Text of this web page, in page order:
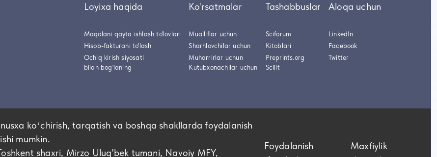
Loyixa haqida
Maqolani qayta ishlash to'lovlari
Hisob-fakturani to'lash
Ochiq kirish siyosati
bilan bog'laning
Ko'rsatmalar
Mualliflar uchun
Sharhlovchilar uchun
Muharrirlar uchun
Kutubxonachilar uchun
Tashabbuslar
Sciforum
Kitoblari
Preprints.org
Scilit
Aloqa uchun
LinkedIn
Facebook
Twitter
koʻchirish, tarqatish va boshqa shakllarda foydalanish
mumkin.
shaxri, Mirzo Ulug'bek tumani, Navoiy MFY,
Foydalanish
Maxfiylik